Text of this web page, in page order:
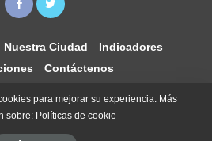
Nuestra Ciudad
Indicadores
Contáctenos
para mejorar su experiencia. Más
sobre: Políticas de cookie